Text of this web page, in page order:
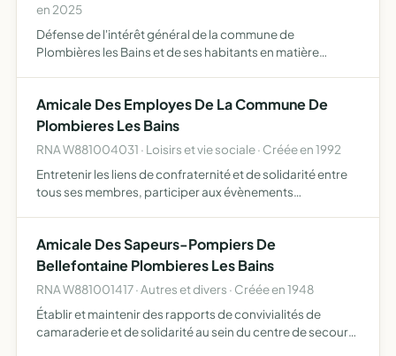
en 2025
Défense de l'intérêt général de la commune de
Plombières les Bains et de ses habitants en matière
vis des acteurs ac…
Amicale Des Employes De La Commune De
Plombieres Les Bains
RNA W881004031 · Loisirs et vie sociale · Créée en 1992
Entretenir les liens de confraternité et de solidarité entre
tous ses membres, participer aux évènements
cais…
Amicale Des Sapeurs-Pompiers De
Bellefontaine Plombieres Les Bains
RNA W881001417 · Autres et divers · Créée en 1948
Établir et maintenir des rapports de convivialités de
camaraderie et de solidarité au sein du centre de secours